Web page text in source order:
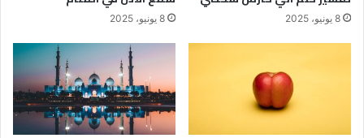
8 يونيو، 2025 8 يونيو، 2025